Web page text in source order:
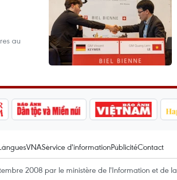
au
VNAService d'informationPublicitéContact
2008 par le ministère de l'Information et de la